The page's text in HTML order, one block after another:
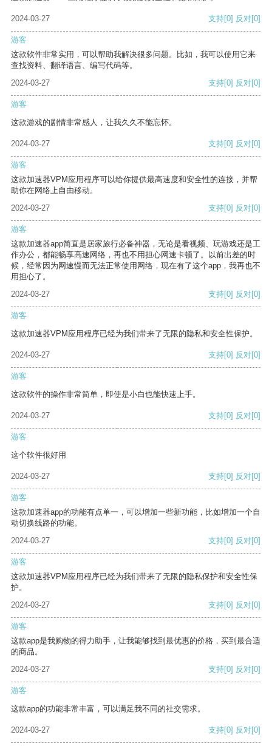
2024-03-27 支持[0] 反对[0]
游客
这款软件非常实用，可以帮助我解决很多问题。比如，我可以使用它来
查找资料、翻译语言、编写代码等。
2024-03-27
支持[0] 反对[0]
游客
这款游戏的剧情非常感人，让我久久不能忘怀。
2024-03-27 支持[0] 反对[0]
游客
这款加速器VPM应用程序可以给你提供最高速度和安全性的连接，并帮
助你在网络上自由移动。
2024-03-27
支持[0] 反对[0]
游客
这款加速器app简直是居家旅行必备神器，无论是看视频、玩游戏还是工
作办公，都能畅享高速网络，再也不用担心网速卡顿了。以前出差的时
候，经常因为网速慢而无法正常使用网络，现在有了这个app，我再也不
用担心了。
2024-03-27
支持[0] 反对[0]
游客
这款加速器VPM应用程序已经为我们带来了无限的隐私和安全性保护。
2024-03-27 支持[0] 反对[0]
游客
这款软件的操作非常简单，即使是小白也能快速上手。
2024-03-27 支持[0] 反对[0]
游客
这个软件很好用
2024-03-27 支持[0] 反对[0]
游客
这款加速器app的功能有点单一，可以增加一些新功能，比如增加一个自
动切换线路的功能。
2024-03-27
支持[0] 反对[0]
游客
这款加速器VPM应用程序已经为我们带来了无限的隐私保护和安全性保
护。
2024-03-27
支持[0] 反对[0]
游客
这款app是我购物的得力助手，让我能够找到最优惠的价格，买到最合适
的商品。
2024-03-27
支持[0] 反对[0]
游客
这款app的功能非常丰富，可以满足我不同的社交需求。
2024-03-27 支持[0] 反对[0]